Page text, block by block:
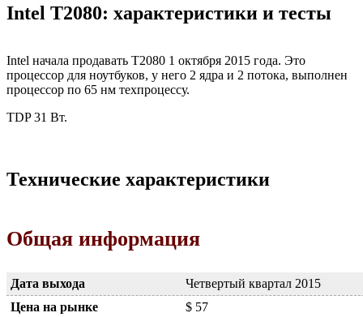
Intel T2080: характеристики и тесты
Intel начала продавать T2080 1 октября 2015 года. Это
процессор для ноутбуков, у него 2 ядра и 2 потока, выполнен
процессор по 65 нм техпроцессу.
TDP 31 Вт.
Технические характеристики
Общая информация
Дата выхода
Четвертый квартал 2015
Цена на рынке
$ 57